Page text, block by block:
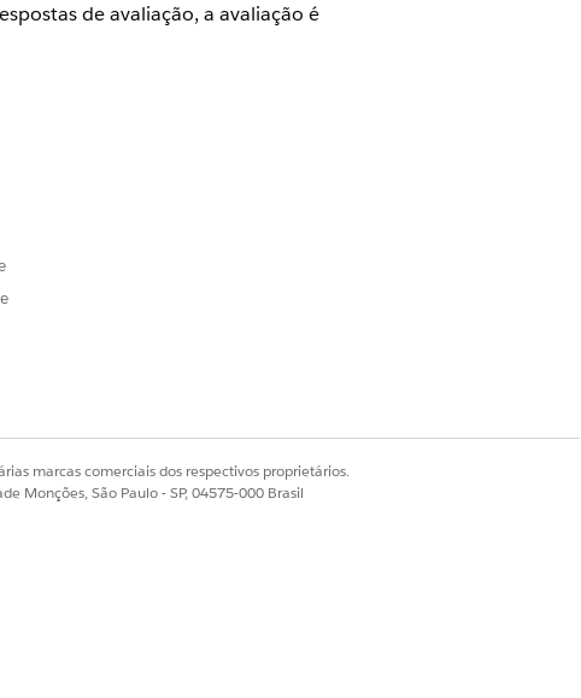
de avaliação, a avaliação é
Avaliação de indústrias
marcas comerciais dos respectivos proprietários.
Monções, São Paulo - SP, 04575-000 Brasil